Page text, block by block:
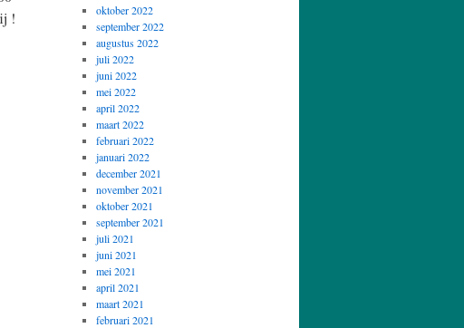
!
oktober 2022
september 2022
augustus 2022
juli 2022
juni 2022
mei 2022
april 2022
maart 2022
februari 2022
januari 2022
december 2021
november 2021
oktober 2021
september 2021
juli 2021
juni 2021
mei 2021
april 2021
maart 2021
februari 2021